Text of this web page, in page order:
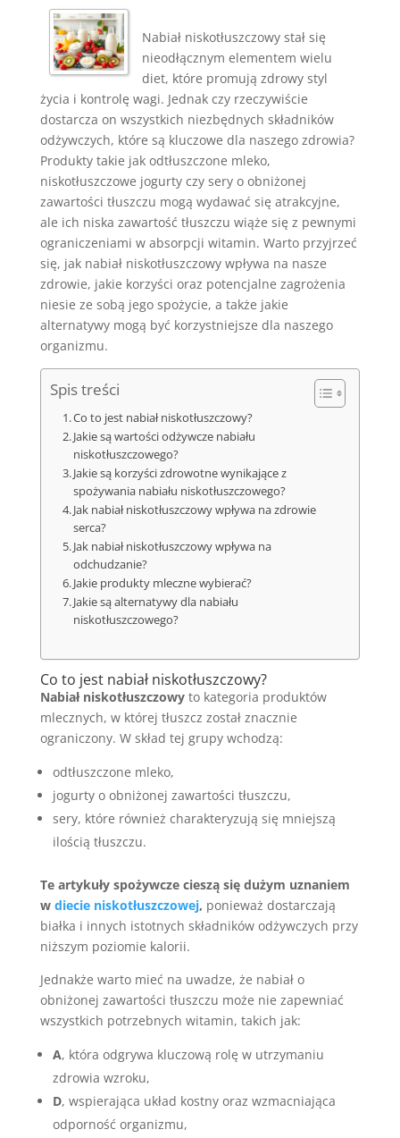
Nabiał niskotłuszczowy stał się
nieodłącznym elementem wielu
diet, które promują zdrowy styl
życia i kontrolę wagi. Jednak czy rzeczywiście
dostarcza on wszystkich niezbędnych składników
odżywczych, które są kluczowe dla naszego zdrowia?
Produkty takie jak odtłuszczone mleko,
niskotłuszczowe jogurty czy sery o obniżonej
zawartości tłuszczu mogą wydawać się atrakcyjne,
ale ich niska zawartość tłuszczu wiąże się z pewnymi
ograniczeniami w absorpcji witamin. Warto przyjrzeć
się, jak nabiał niskotłuszczowy wpływa na nasze
zdrowie, jakie korzyści oraz potencjalne zagrożenia
niesie ze sobą jego spożycie, a także jakie
alternatywy mogą być korzystniejsze dla naszego
organizmu.
Spis treści
Co to jest nabiał niskotłuszczowy?
Jakie są wartości odżywcze nabiału
niskotłuszczowego?
Jakie są korzyści zdrowotne wynikające z
spożywania nabiału niskotłuszczowego?
Jak nabiał niskotłuszczowy wpływa na zdrowie
serca?
Jak nabiał niskotłuszczowy wpływa na
odchudzanie?
Jakie produkty mleczne wybierać?
Jakie są alternatywy dla nabiału
niskotłuszczowego?
Co to jest nabiał niskotłuszczowy?
Nabiał niskotłuszczowyto kategoria produktów
mlecznych, w której tłuszcz został znacznie
ograniczony. W skład tej grupy wchodzą:
odtłuszczone mleko,
jogurty o obniżonej zawartości tłuszczu,
sery, które również charakteryzują się mniejszą
ilością tłuszczu.
Te artykuły spożywcze cieszą się dużym uznaniem
w diecie niskotłuszczowej, ponieważ dostarczają
białka i innych istotnych składników odżywczych przy
niższym poziomie kalorii.
Jednakże warto mieć na uwadze, że nabiał o
obniżonej zawartości tłuszczu może nie zapewniać
wszystkich potrzebnych witamin, takich jak:
A, która odgrywa kluczową rolę w utrzymaniu
zdrowia wzroku,
D, wspierająca układ kostny oraz wzmacniająca
odporność organizmu,